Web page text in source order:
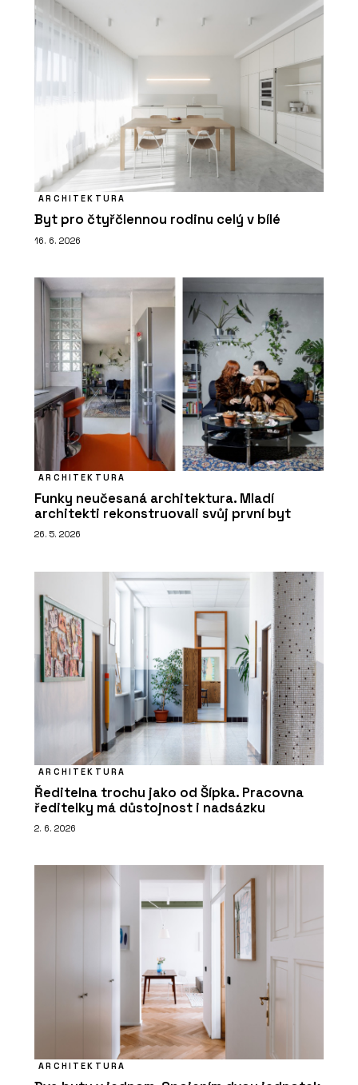
ARCHITEKTURA
Byt pro čtyřčlennou rodinu celý v bílé
16. 6. 2026
ARCHITEKTURA
Funky neučesaná architektura. Mladí
architekti rekonstruovali svůj první byt
26. 5. 2026
ARCHITEKTURA
Ředitelna trochu jako od Šípka. Pracovna
ředitelky má důstojnost i nadsázku
2. 6. 2026
ARCHITEKTURA